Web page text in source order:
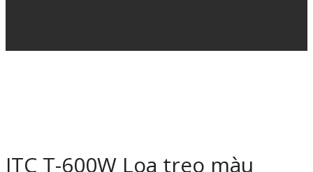
ITC T-600W Loa treo màu